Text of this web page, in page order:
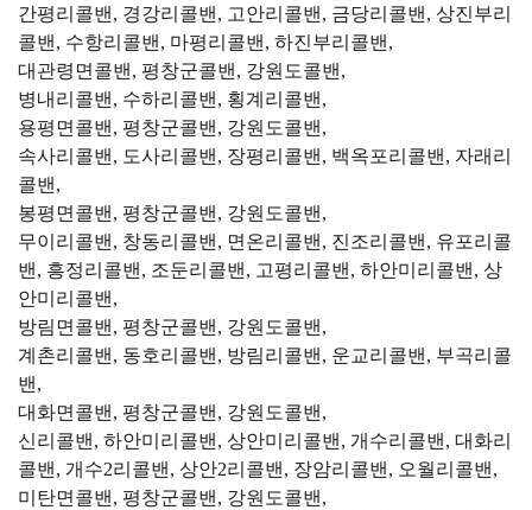
간평리콜밴, 경강리콜밴, 고안리콜밴, 금당리콜밴, 상진부리
콜밴, 수항리콜밴, 마평리콜밴, 하진부리콜밴,
대관령면콜밴, 평창군콜밴, 강원도콜밴,
병내리콜밴, 수하리콜밴, 횡계리콜밴,
용평면콜밴, 평창군콜밴, 강원도콜밴,
속사리콜밴, 도사리콜밴, 장평리콜밴, 백옥포리콜밴, 자래리
콜밴,
봉평면콜밴, 평창군콜밴, 강원도콜밴,
무이리콜밴, 창동리콜밴, 면온리콜밴, 진조리콜밴, 유포리콜
밴, 흥정리콜밴, 조둔리콜밴, 고평리콜밴, 하안미리콜밴, 상
안미리콜밴,
방림면콜밴, 평창군콜밴, 강원도콜밴,
계촌리콜밴, 동호리콜밴, 방림리콜밴, 운교리콜밴, 부곡리콜
밴,
대화면콜밴, 평창군콜밴, 강원도콜밴,
신리콜밴, 하안미리콜밴, 상안미리콜밴, 개수리콜밴, 대화리
콜밴, 개수2리콜밴, 상안2리콜밴, 장암리콜밴, 오월리콜밴,
미탄면콜밴, 평창군콜밴, 강원도콜밴,